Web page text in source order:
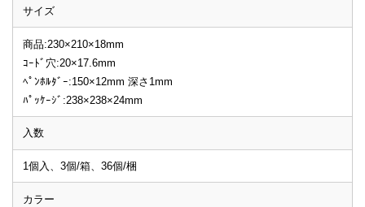
サイズ
商品:230×210×18mm
ｺｰﾄﾞ穴:20×17.6mm
ﾍﾟﾝﾎﾙﾀﾞｰ:150×12mm 深さ1mm
ﾊﾟｯｹｰｼﾞ:238×238×24mm
入数
1個入、3個/箱、36個/梱
カラー